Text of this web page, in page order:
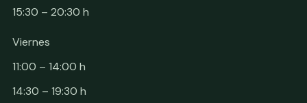
15:30 – 20:30 h
Viernes
11:00 – 14:00 h
14:30 – 19:30 h